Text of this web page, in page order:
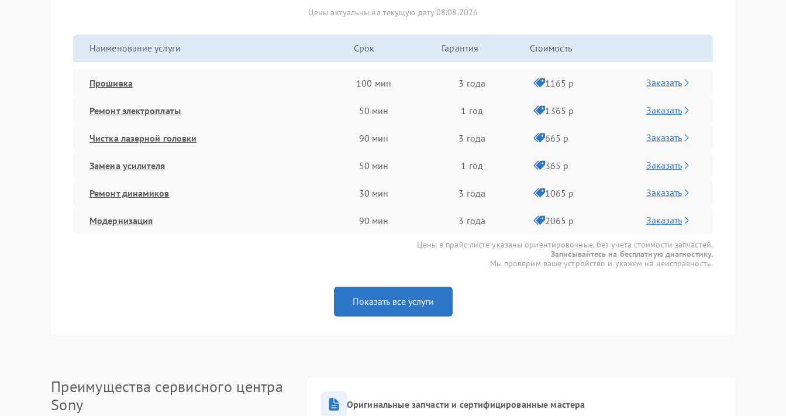
Цены актуальны на текущую дату 08.08.2026
Наименование услуги Срок Гарантия Стоимость
Прошивка 100 мин 3 года 1165 р Заказать
Ремонт электроплаты 50 мин 1 год 1365 р Заказать
Чистка лазерной головки 90 мин 3 года 665 р Заказать
Замена усилителя 50 мин 1 год 365 р Заказать
Ремонт динамиков 30 мин 3 года 1065 р Заказать
Модернизация 90 мин 3 года 2065 р Заказать
Цены в прайс-листе указаны ориентировочные, без учета стоимости запчастей.
Записывайтесь на бесплатную диагностику.
Мы проверим ваше устройство и укажем на неисправность.
Показать все услуги
Преимущества сервисного центра
Sony
Оригинальные запчасти и сертифицированные мастера